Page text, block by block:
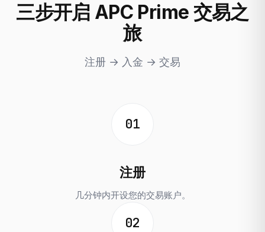
三步开启 APC Prime 交易之
旅
注册 → 入金 → 交易
01
注册
几分钟内开设您的交易账户。
02